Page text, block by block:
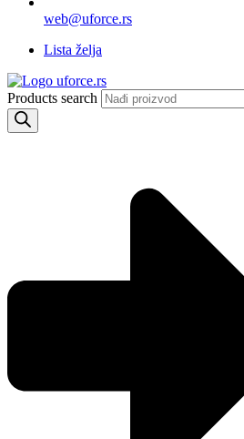
web@uforce.rs
Lista želja
Products search